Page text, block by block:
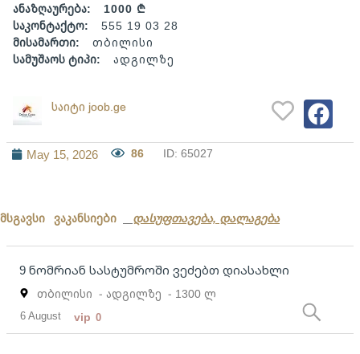
ანაზღაურება:
1000 ₾
საკონტაქტო:
555 19 03 28
მისამართი:
თბილისი
სამუშაოს ტიპი:
ადგილზე
საიტი joob.ge
May 15, 2026 86 ID: 65027
მსგავსი ვაკანსიები დასუფთავება, დალაგება
9 ნომრიან სასტუმროში ვეძებთ დიასახლი
თბილისი - ადგილზე - 1300 ლ
6 August vip 0